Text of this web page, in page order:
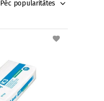
Pēc popularitātes